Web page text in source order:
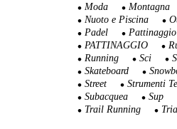
Moda
Montagna
Nuoto e Piscina
Padel
Pattinaggio
PATTINAGGIO
Running
Sci
Skateboard
Street
Strumenti
Subacquea
Sup
Trail Running